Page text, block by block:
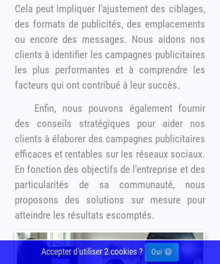
Cela peut impliquer l'ajustement des ciblages,
des formats de publicités, des emplacements
ou encore des messages. Nous aidons nos
clients à identifier les campagnes publicitaires
les plus performantes et à comprendre les
facteurs qui ont contribué à leur succès.
Enfin, nous pouvons également fournir
des conseils stratégiques pour aider nos
clients à élaborer des campagnes publicitaires
efficaces et rentables sur les réseaux sociaux.
En fonction des objectifs de l'entreprise et des
particularités de sa communauté, nous
proposons des solutions sur mesure pour
atteindre les résultats escomptés.
Accepter d'utiliser 2 cookies ? Oui 😄